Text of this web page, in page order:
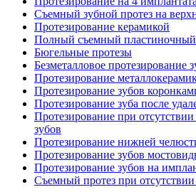
Съемный зубной протез на
Протезирование керамикой
Полный съемный пластиночный
Бюгельные протезы
Безметалловое протезирование
Протезирование
Протезирование зубов
Протезирование зуба после
Протезирование при
зубов
Протезирование нижней
Протезирование зубов
Протезирование зубов на
Съемный протез при отсутствии